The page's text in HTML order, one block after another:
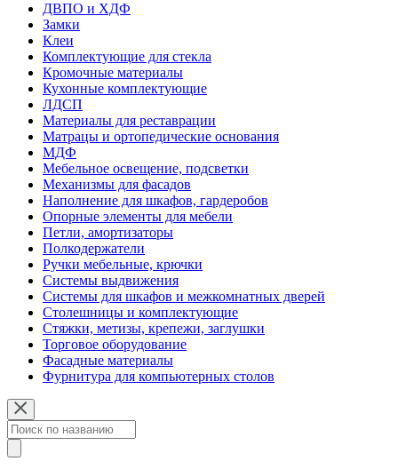
ДВПО и ХДФ
Замки
Клеи
Комплектующие для стекла
Кромочные материалы
Кухонные комплектующие
ЛДСП
Материалы для реставрации
Матрацы и ортопедические основания
МДФ
Мебельное освещение, подсветки
Механизмы для фасадов
Наполнение для шкафов, гардеробов
Опорные элементы для мебели
Петли, амортизаторы
Полкодержатели
Ручки мебельные, крючки
Системы выдвижения
Системы для шкафов и межкомнатных дверей
Столешницы и комплектующие
Стяжки, метизы, крепежи, заглушки
Торговое оборудование
Фасадные материалы
Фурнитура для компьютерных столов